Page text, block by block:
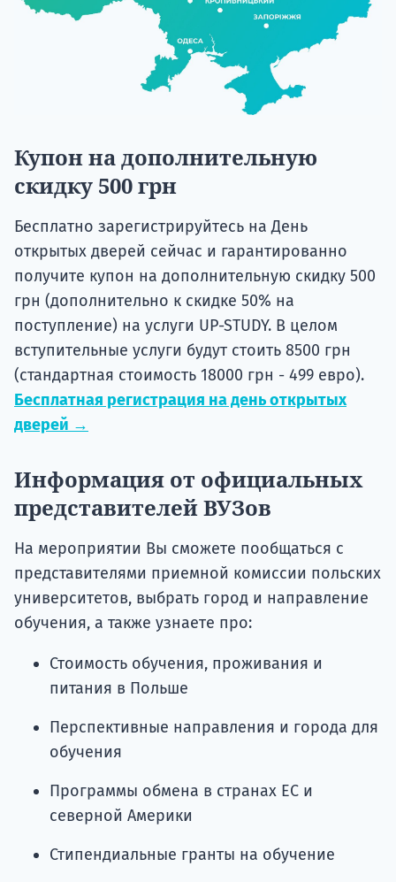
Купон на дополнительную
скидку 500 грн
Бесплатно зарегистрируйтесь на День
открытых дверей сейчас и гарантированно
получите купон на дополнительную скидку 500
грн (дополнительно к скидке 50% на
поступление) на услуги UP-STUDY. В целом
вступительные услуги будут стоить 8500 грн
(стандартная стоимость 18000 грн - 499 евро).
Бесплатная регистрация на день открытых
дверей →
Информация от официальных
представителей ВУЗов
На мероприятии Вы сможете пообщаться с
представителями приемной комиссии польских
университетов, выбрать город и направление
обучения, а также узнаете про:
Стоимость обучения, проживания и
питания в Польше
Перспективные направления и города для
обучения
Программы обмена в странах ЕС и
северной Америки
Стипендиальные гранты на обучение